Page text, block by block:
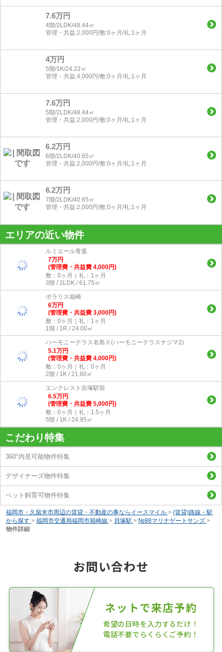
7.6万円
4階/2LDK/48.44㎡
管理・共益:2,000円/敷:0ヶ月/礼:1ヶ月
4万円
5階/1K/24.22㎡
管理・共益:4,000円/敷:0ヶ月/礼:1ヶ月
7.6万円
5階/2LDK/48.44㎡
管理・共益:2,000円/敷:0ヶ月/礼:1ヶ月
6.2万円
6階/2LDK/40.65㎡
管理・共益:2,000円/敷:0ヶ月/礼:1ヶ月
6.2万円
7階/2LDK/40.65㎡
管理・共益:2,000円/敷:0ヶ月/礼:1ヶ月
エリアの近い物件
ルミエール青葉
7万円
(管理費・共益費 4,000円)
敷：0ヶ月｜礼：1ヶ月
3階 / 2LDK / 61.75㎡
ポラリス箱崎
6万円
(管理費・共益費 3,000円)
敷：0ヶ月｜礼：1ヶ月
1階 / 1R / 24.00㎡
ハーモニーテラス名島Ⅱ(ハーモニーテラスナジマ2)
5.1万円
(管理費・共益費 4,000円)
敷：0ヶ月｜礼：0ヶ月
2階 / 1K / 21.60㎡
エンクレスト吉塚駅前
6.5万円
(管理費・共益費 5,000円)
敷：0ヶ月｜礼：1.5ヶ月
5階 / 1K / 24.95㎡
こだわり特集
360°内見可能物件特集
デザイナーズ物件特集
ペット飼育可物件特集
福岡市・久留米市周辺の賃貸・不動産の事ならイースマイル > (賃貸)路線・駅
から探す > 福岡市交通局福岡市箱崎線 > 貝塚駅 > №88マリナゲートサンズ >
物件詳細
お問い合わせ
ネットで来店予約
希望の日時を入力するだけ！
電話不要でらくらくご予約！